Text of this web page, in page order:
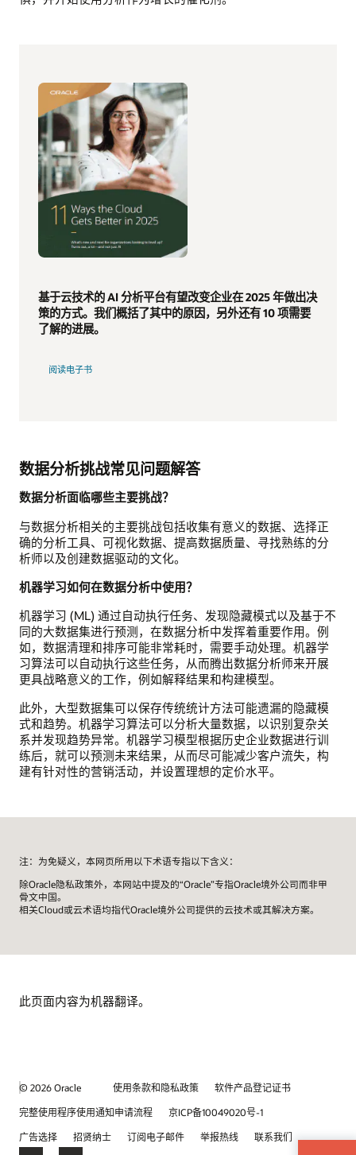
基于云技术的 AI 分析平台有望改变企业在 2025 年做出决
策的方式。我们概括了其中的原因，另外还有 10 项需要
了解的进展。
阅读电子书
数据分析挑战常见问题解答
数据分析面临哪些主要挑战？
与数据分析相关的主要挑战包括收集有意义的数据、选择正
确的分析工具、可视化数据、提高数据质量、寻找熟练的分
析师以及创建数据驱动的文化。
机器学习如何在数据分析中使用？
机器学习 (ML) 通过自动执行任务、发现隐藏模式以及基于不
同的大数据集进行预测，在数据分析中发挥着重要作用。例
如，数据清理和排序可能非常耗时，需要手动处理。机器学
习算法可以自动执行这些任务，从而腾出数据分析师来开展
更具战略意义的工作，例如解释结果和构建模型。
此外，大型数据集可以保存传统统计方法可能遗漏的隐藏模
式和趋势。机器学习算法可以分析大量数据，以识别复杂关
系并发现趋势异常。机器学习模型根据历史企业数据进行训
练后，就可以预测未来结果，从而尽可能减少客户流失，构
建有针对性的营销活动，并设置理想的定价水平。
注：为免疑义，本网页所用以下术语专指以下含义：
除Oracle隐私政策外，本网站中提及的“Oracle”专指Oracle境外公司而非甲
骨文中国。
相关Cloud或云术语均指代Oracle境外公司提供的云技术或其解决方案。
此页面内容为机器翻译。
© 2026 Oracle 使用条款和隐私政策
软件产品登记证书
完整使用程序使用通知申请流程
京ICP备10049020号-1
广告选择
招贤纳士 订阅电子邮件 举报热线 联系我们